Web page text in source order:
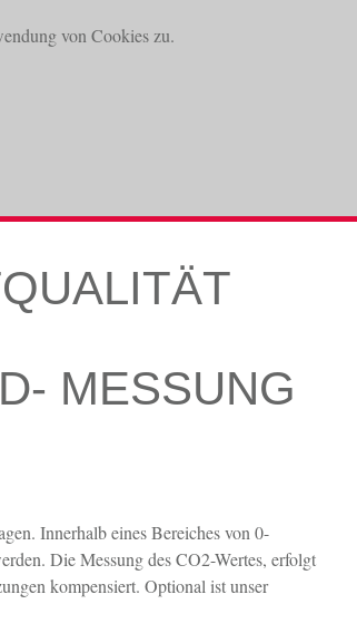
von Cookies zu.
MESSUNG
Innerhalb eines Bereiches von 0-
Die Messung des CO2-Wertes, erfolgt
kompensiert. Optional ist unser